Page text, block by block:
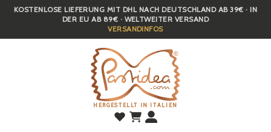
Skip
KOSTENLOSE LIEFERUNG MIT DHL NACH DEUTSCHLAND AB 39€ · IN
DER EU AB 89€ · WELTWEITER VERSAND
VERSANDINFOS
HERGESTELLT IN ITALIEN